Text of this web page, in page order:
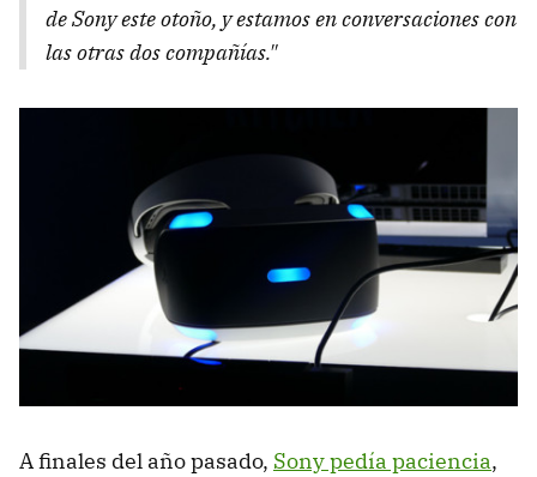
de Sony este otoño, y estamos en conversaciones con
las otras dos compañías."
A finales del año pasado, Sony pedía paciencia,